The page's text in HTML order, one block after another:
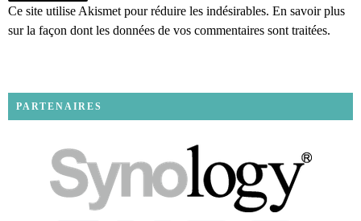
Ce site utilise Akismet pour réduire les indésirables. En savoir plus
sur la façon dont les données de vos commentaires sont traitées.
PARTENAIRES